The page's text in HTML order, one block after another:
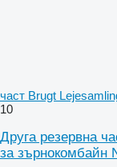
част Brugt
10
Друга резервна
за зърнокомбайн